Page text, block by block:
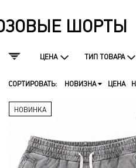
ШОРТЫ
ЦЕНА ТИП ТОВАРА
СОРТИРОВАТЬ: НОВИЗНА ЦЕНА
НОВИНКА